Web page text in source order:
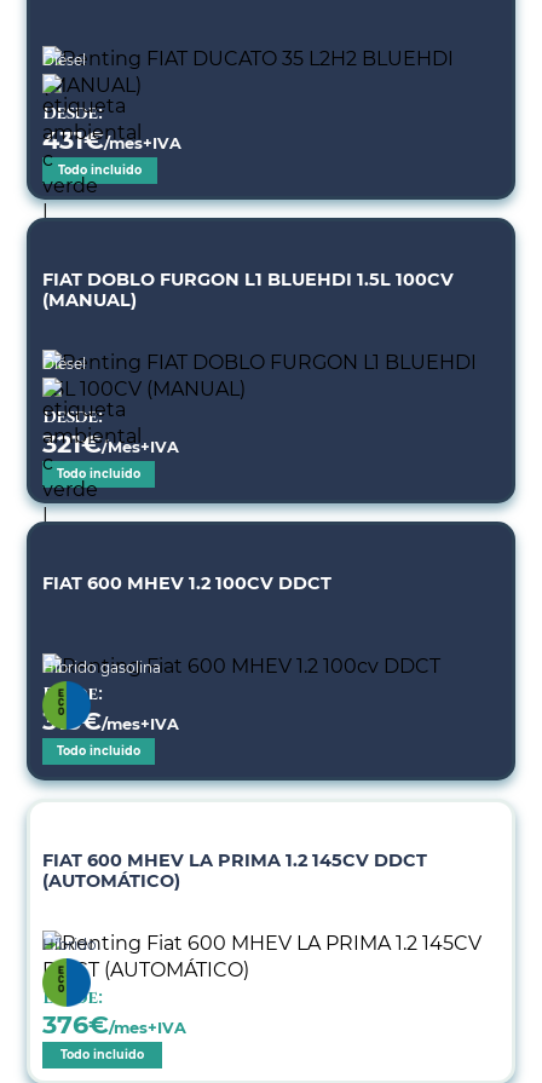
Diésel
Desde:
431€/mes+IVA
Todo incluido
FIAT DOBLO FURGON L1 BLUEHDI 1.5L 100CV
(MANUAL)
Diésel
Desde:
321€/Mes+IVA
Todo incluido
FIAT 600 MHEV 1.2 100CV DDCT
Híbrido gasolina
Desde:
313€/mes+IVA
Todo incluido
FIAT 600 MHEV LA PRIMA 1.2 145CV DDCT
(AUTOMÁTICO)
Híbrido
Desde:
376€/mes+IVA
Todo incluido